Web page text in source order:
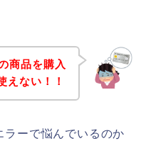
商品を購入
えない！！
ラーで悩んでいるのか